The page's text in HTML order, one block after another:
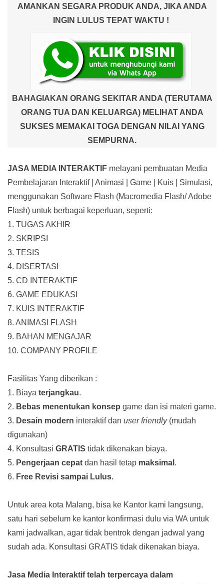
AMANKAN SEGARA PRODUK ANDA, JIKA ANDA
INGIN LULUS TEPAT WAKTU !
BAHAGIAKAN ORANG SEKITAR ANDA (TERUTAMA
ORANG TUA DAN KELUARGA) MELIHAT ANDA
SUKSES MEMAKAI TOGA DENGAN NILAI YANG
SEMPURNA.
JASA MEDIA INTERAKTIF melayani pembuatan Media
Pembelajaran Interaktif| Animasi | Game | Kuis | Simulasi,
menggunakan Software Flash (Macromedia Flash/ Adobe
Flash) untuk berbagai keperluan, seperti:
1. TUGAS AKHIR
2. SKRIPSI
3. TESIS
4. DISERTASI
5. CD INTERAKTIF
6. GAME EDUKASI
7. KUIS INTERAKTIF
8. ANIMASI FLASH
9. BAHAN MENGAJAR
10. COMPANY PROFILE
Fasilitas Yang diberikan :
1. Biaya terjangkau.
2. Bebas menentukan konsep game dan isi materi game.
3. Desain modern interaktif dan user friendly(mudah
digunakan)
4. Konsultasi GRATIS tidak dikenakan biaya.
5. Pengerjaan cepat dan hasil tetap maksimal .
6. Free Revisi sampai Lulus.
Untuk area kota Malang, bisa ke Kantor kami langsung,
satu hari sebelum ke kantor konfirmasi dulu via WA untuk
kami jadwalkan, agar tidak bentrok dengan jadwal yang
sudah ada. Konsultasi GRATIS tidak dikenakan biaya.
Jasa Media Interaktif telah terpercaya dalam